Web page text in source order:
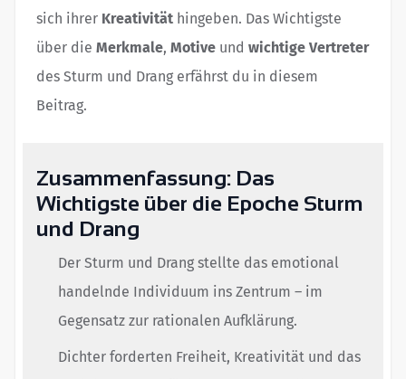
sich ihrer Kreativität hingeben. Das Wichtigste
über die Merkmale, Motive und wichtige Vertreter
des Sturm und Drang erfährst du in diesem
Beitrag.
Zusammenfassung: Das
Wichtigste über die Epoche Sturm
und Drang
Der Sturm und Drang stellte das emotional
handelnde Individuum ins Zentrum – im
Gegensatz zur rationalen Aufklärung.
Dichter forderten Freiheit, Kreativität und das